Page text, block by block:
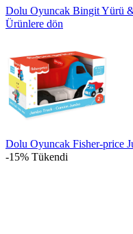
Dolu Oyuncak Bingit Yürü
Ürünlere dön
Dolu Oyuncak Fisher-price
-15% Tükendi